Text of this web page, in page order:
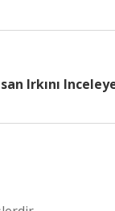
Irkını